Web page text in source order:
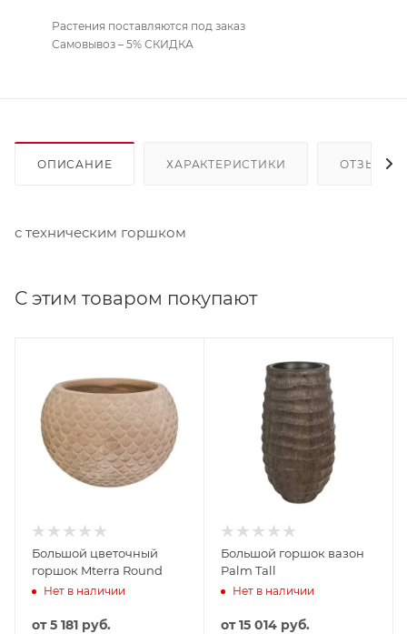
Растения поставляются под заказ
Самовывоз – 5% СКИДКА
ОПИСАНИЕ ХАРАКТЕРИСТИКИ ОТЗЫВЫ
с техническим горшком
С этим товаром покупают
Большой цветочный
горшок Mterra Round
Нет в наличии
от5 181 руб.
Большой горшок вазон
Palm Tall
Нет в наличии
от15 014 руб.